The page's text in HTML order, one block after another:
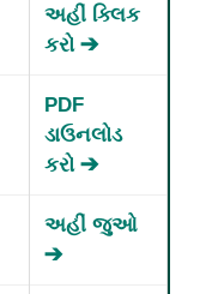
અહીં ક્લિક
કરો ➔
PDF
ડાઉનલોડ
કરો ➔
અહીં જુઓ
➔